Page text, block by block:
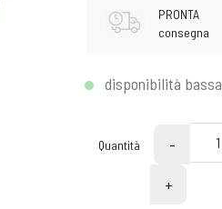
PRONTA
consegna
disponibilità bassa
Quantità
-
+